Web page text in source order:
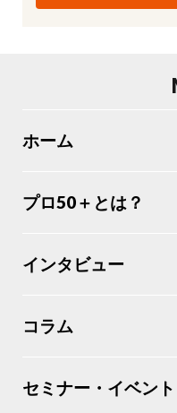
ホーム
プロ50＋とは？
インタビュー
コラム
セミナー・イベント